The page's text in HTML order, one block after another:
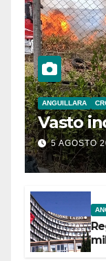
ANGUILLARA
Vasto
5 AGOSTO